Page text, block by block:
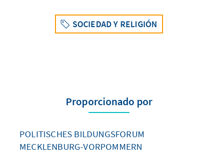
SOCIEDAD Y RELIGIÓN
Proporcionado por
POLITISCHES BILDUNGSFORUM
MECKLENBURG-VORPOMMERN